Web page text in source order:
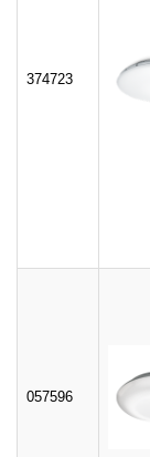
374723
057596